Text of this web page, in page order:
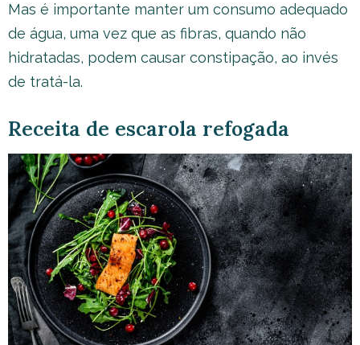
Mas é importante manter um consumo adequado
de água, uma vez que as fibras, quando não
hidratadas, podem causar constipação, ao invés
de tratá-la.
Receita de escarola refogada